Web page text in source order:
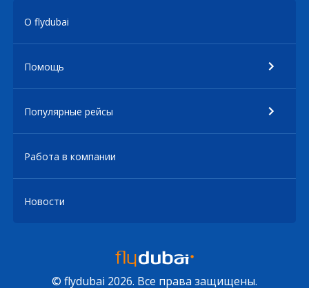
О flydubai
Помощь
Популярные рейсы
Работа в компании
Новости
© flydubai 2026. Все права защищены.